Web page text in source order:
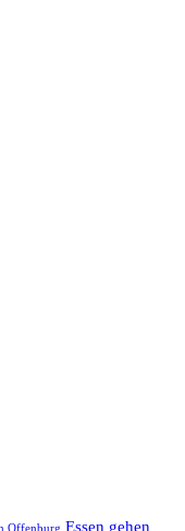
Essen gehen